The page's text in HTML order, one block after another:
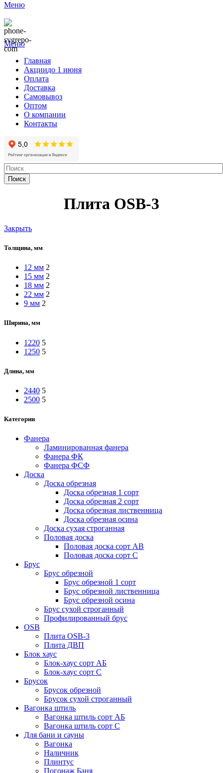
Меню
Меню
Главная
Акциидо 1 июня
Оплата
Доставка
Самовывоз
Оптом
О компании
Контакты
Поиск
Плита OSB-3
Закрыть
Толщина, мм
12 мм 2
15 мм 2
18 мм 2
22 мм 2
9 мм 2
Ширина, мм
1220 5
1250 5
Длина, мм
2440 5
2500 5
Категории
Фанера
Ламинированная фанера
Фанера ФК
Фанера ФСФ
Доска
Доска обрезная
Доска обрезная 1 сорт
Доска обрезная 2 сорт
Доска обрезная лиственница
Доска обрезная осина
Доска сухая строганная
Половая доска
Половая доска сорт АВ
Половая доска сорт С
Брус
Брус обрезной
Брус обрезной 1 сорт
Брус обрезной лиственница
Брус обрезной осина
Брус сухой строганный
Профилированный брус
OSB
Плита OSB-3
Плита ДВП
Блок хаус
Блок-хаус сорт АБ
Блок-хаус сорт С
Брусок
Брусок обрезной
Брусок сухой строганный
Вагонка штиль
Вагонка штиль сорт АБ
Вагонка штиль сорт С
Для бани и сауны
Вагонка
Наличник
Плинтус
Погонаж Баня